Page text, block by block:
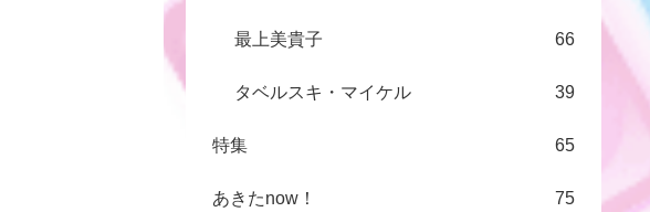
最上美貴子 66
タベルスキ・マイケル 39
特集 65
あきたnow！ 75